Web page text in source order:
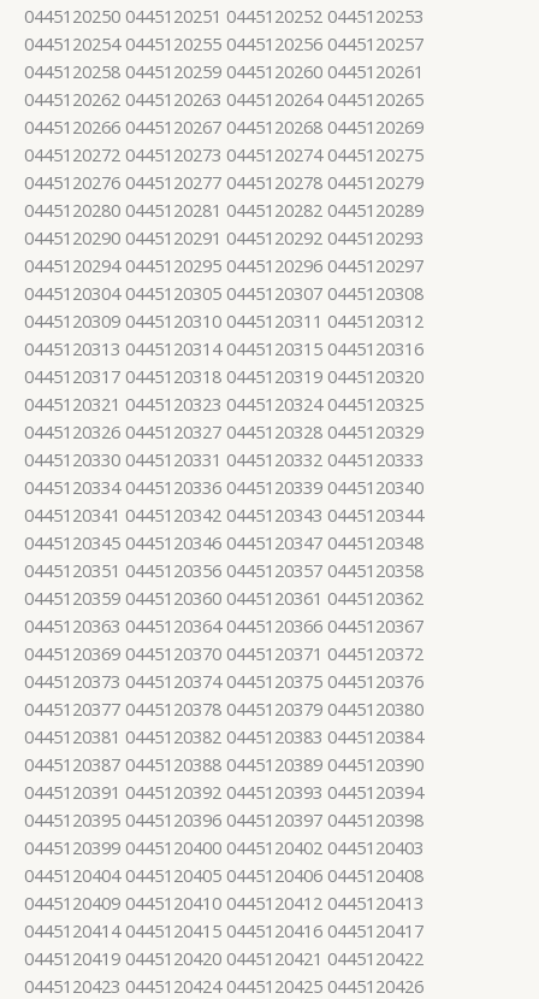
0445120250 0445120251 0445120252 0445120253
0445120254 0445120255 0445120256 0445120257
0445120258 0445120259 0445120260 0445120261
0445120262 0445120263 0445120264 0445120265
0445120266 0445120267 0445120268 0445120269
0445120272 0445120273 0445120274 0445120275
0445120276 0445120277 0445120278 0445120279
0445120280 0445120281 0445120282 0445120289
0445120290 0445120291 0445120292 0445120293
0445120294 0445120295 0445120296 0445120297
0445120304 0445120305 0445120307 0445120308
0445120309 0445120310 0445120311 0445120312
0445120313 0445120314 0445120315 0445120316
0445120317 0445120318 0445120319 0445120320
0445120321 0445120323 0445120324 0445120325
0445120326 0445120327 0445120328 0445120329
0445120330 0445120331 0445120332 0445120333
0445120334 0445120336 0445120339 0445120340
0445120341 0445120342 0445120343 0445120344
0445120345 0445120346 0445120347 0445120348
0445120351 0445120356 0445120357 0445120358
0445120359 0445120360 0445120361 0445120362
0445120363 0445120364 0445120366 0445120367
0445120369 0445120370 0445120371 0445120372
0445120373 0445120374 0445120375 0445120376
0445120377 0445120378 0445120379 0445120380
0445120381 0445120382 0445120383 0445120384
0445120387 0445120388 0445120389 0445120390
0445120391 0445120392 0445120393 0445120394
0445120395 0445120396 0445120397 0445120398
0445120399 0445120400 0445120402 0445120403
0445120404 0445120405 0445120406 0445120408
0445120409 0445120410 0445120412 0445120413
0445120414 0445120415 0445120416 0445120417
0445120419 0445120420 0445120421 0445120422
0445120423 0445120424 0445120425 0445120426